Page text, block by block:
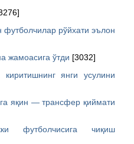
рўйхати эълон
жамоасига ўтди [3032]
киритишнинг янги усулини
яқин — трансфер қиймати
футболчисига чиқиш